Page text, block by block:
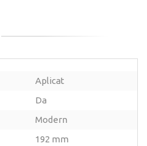
Aplicat
Da
Modern
192 mm